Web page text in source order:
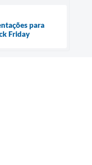
para
Friday